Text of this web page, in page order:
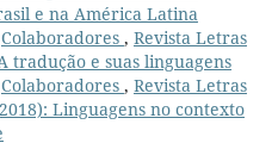
e na América Latina
Colaboradores , Revista Letras
tradução e suas linguagens
Colaboradores , Revista Letras
Linguagens no contexto